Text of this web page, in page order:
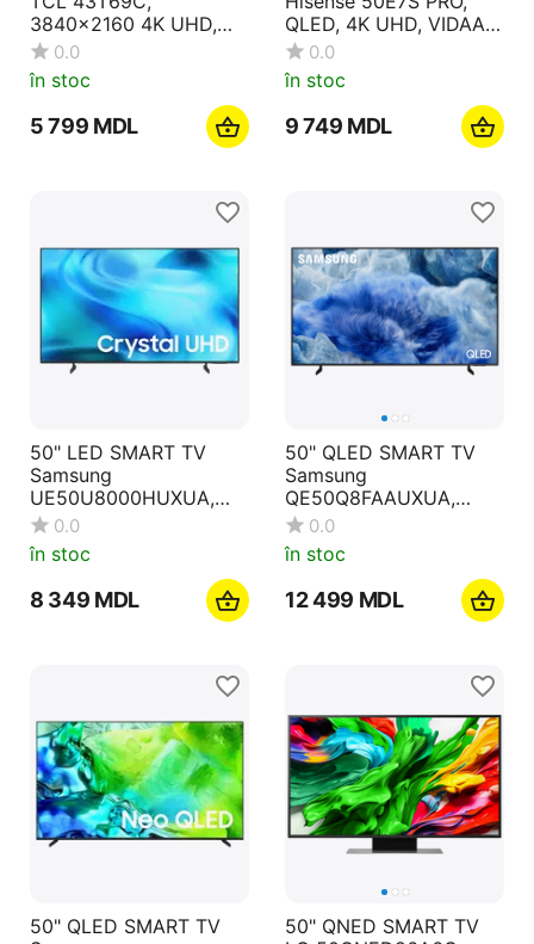
3840x2160 4K UHD,
Google TV, Negru
0.0
în stoc
5 799 MDL
QLED, 4K UHD, VIDAA
OS, Black
0.0
în stoc
9 749 MDL
50" LED SMART TV
Samsung
UE50U8000HUXUA,
Crystal 4K UHD, Tizen
OS, Black
0.0
în stoc
8 349 MDL
50" QLED SMART TV
Samsung
QE50Q8FAAUXUA,
3840x2160 4K UHD,
Tizen, Negru
0.0
în stoc
12 499 MDL
50" QLED SMART TV
50" QNED SMART TV